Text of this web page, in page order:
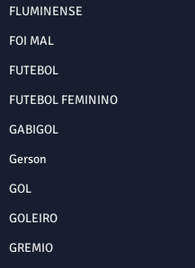
FLUMINENSE
FOI MAL
FUTEBOL
FUTEBOL FEMININO
GABIGOL
Gerson
GOL
GOLEIRO
GREMIO